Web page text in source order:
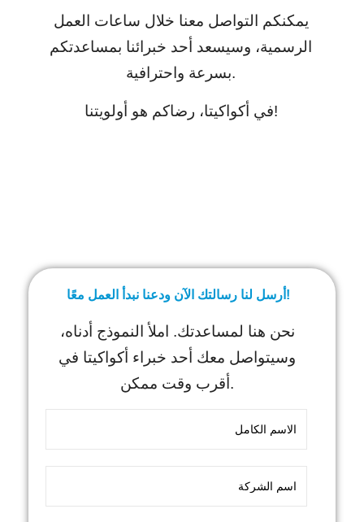
يمكنكم التواصل معنا خلال ساعات العمل
الرسمية، وسيسعد أحد خبرائنا بمساعدتكم
بسرعة واحترافية.
في أكواكيتا، رضاكم هو أولويتنا!
أرسل لنا رسالتك الآن ودعنا نبدأ العمل معًا!
نحن هنا لمساعدتك. املأ النموذج أدناه،
وسيتواصل معك أحد خبراء أكواكيتا في
أقرب وقت ممكن.